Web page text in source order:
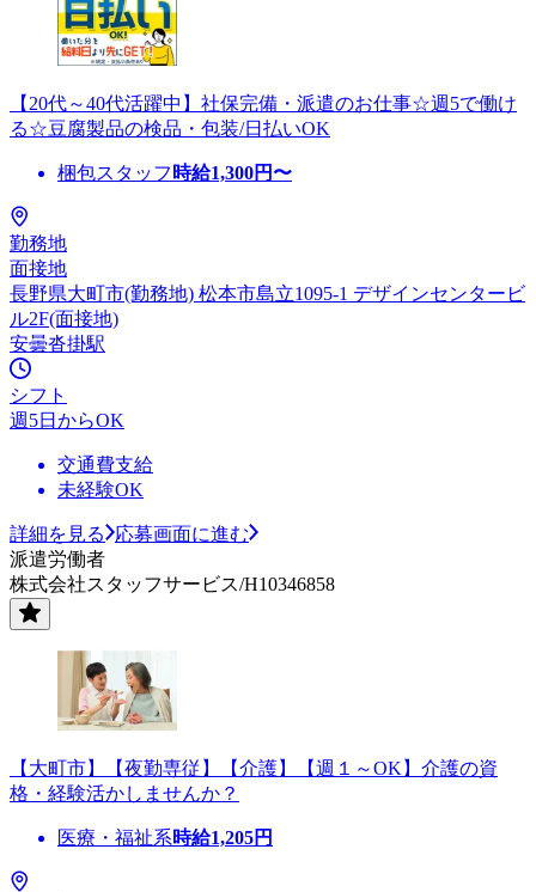
【20代～40代活躍中】社保完備・派遣のお仕事☆週5で働け
る☆豆腐製品の検品・包装/日払いOK
梱包スタッフ 時給1,300円〜
勤務地
面接地
長野県大町市(勤務地) 松本市島立1095-1 デザインセンタービ
ル2F(面接地)
安曇沓掛駅
シフト
週5日からOK
交通費支給
未経験OK
詳細を見る
応募画面に進む
派遣労働者
株式会社スタッフサービス/H10346858
【大町市】【夜勤専従】【介護】【週１～OK】介護の資
格・経験活かしませんか？
医療・福祉系時給1,205円